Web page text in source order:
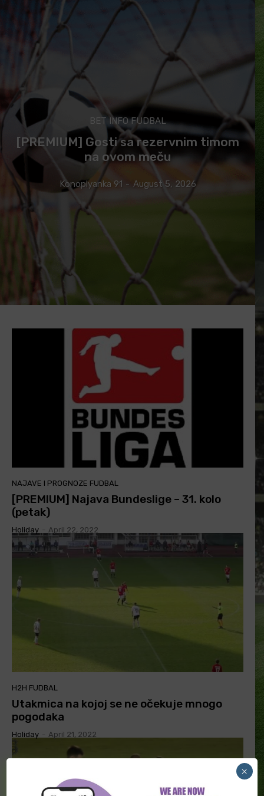
BET INFO FUDBAL
[PREMIUM] Gosti sa rezervnim timom
na ovom meču
Konoplyanka 91 - August 5, 2026
NAJAVE I PROGNOZE FUDBAL
[PREMIUM] Najava Bundeslige – 31. kolo
(petak)
Holiday April 22, 2022
H2H FUDBAL
Utakmica na kojoj se ne očekuje mnogo
pogodaka
Holiday April 21, 2022
×